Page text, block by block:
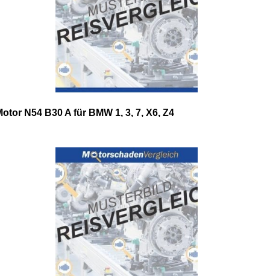
N54 B30 A für BMW 1, 3, 7, X6, Z4